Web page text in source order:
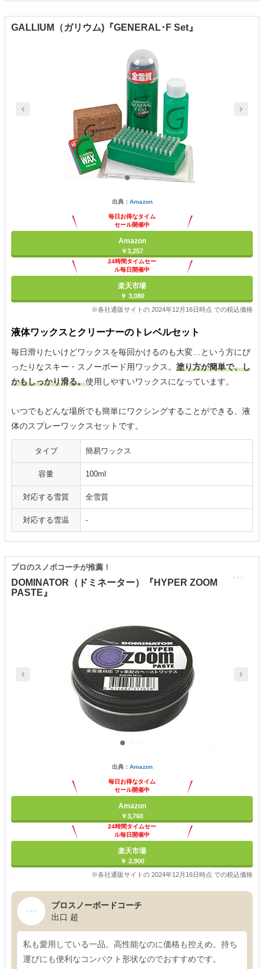
GALLIUM（ガリウム)『GENERAL･F Set』
出典： Amazon
毎日お得なタイム
セール開催中
Amazon
￥3,257
24時間タイムセー
ル毎日開催中
楽天市場
￥ 3,080
※各社通販サイトの 2024年12月16日時点 での税込価格
液体ワックスとクリーナーのトレベルセット
毎日滑りたいけどワックスを毎回かけるのも大変…という方にぴ
ったりなスキー・スノーボード用ワックス。 塗り方が簡単で、し
かもしっかり滑る。使用しやすいワックスになっています。
いつでもどんな場所でも簡単にワクシングすることができる、液
体のスプレーワックスセットです。
タイプ 簡易ワックス
容量 100ml
対応する雪質 全雪質
対応する雪温 -
DOMINATOR（ドミネーター）『HYPER ZOOM
PASTE』
プロのスノボコーチが推薦！
出典： Amazon
毎日お得なタイム
セール開催中
Amazon
￥3,760
24時間タイムセー
ル毎日開催中
楽天市場
￥ 2,900
※各社通販サイトの 2024年12月16日時点 での税込価格
プロスノーボードコーチ
出口 超
私も愛用している一品。高性能なのに価格も控えめ。持ち
運びにも便利なコンパクト形状なのでおすすめです。